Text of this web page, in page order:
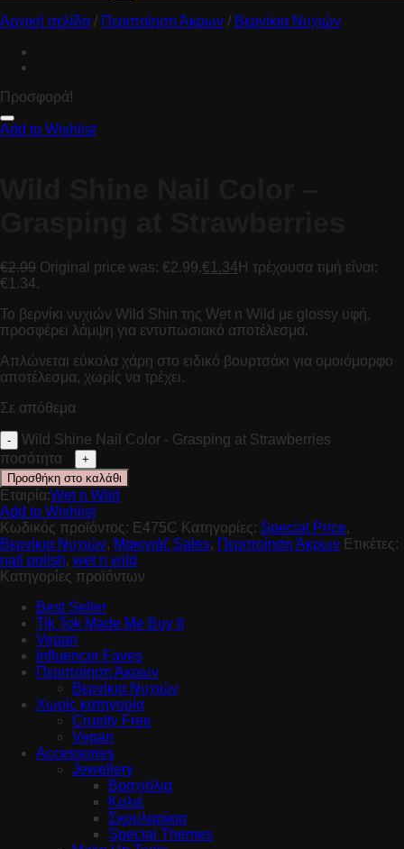
Αρχική σελίδα / Περιποίηση Άκρων / Βερνίκια Νυχιών
Προσφορά!
Add to Wishlist
€2.99 Original price was: €2.99.€1.34 Η τρέχουσα τιμή είναι:
€1.34.
Το βερνίκι νυχιών Wild Shin της Wet n Wild με glossy υφή,
προσφέρει λάμψη για εντυπωσιακό αποτέλεσμα.
Απλώνεται εύκολα χάρη στο ειδικό βουρτσάκι για ομοιόμορφο
αποτέλεσμα, χωρίς να τρέχει.
Σε απόθεμα
Wild Shine Nail Color - Grasping at Strawberries
ποσότητα
Προσθήκη στο καλάθι
Εταιρία:Wet n Wild
Add to Wishlist
Κωδικός προϊόντος: E475C Κατηγορίες: Special Price,
Βερνίκια Νυχιών, Μακιγιάζ Sales, Περιποίηση Άκρων Ετικέτες:
nail polish, wet n wild
Κατηγορίες προϊόντων
Best Seller
Tik Tok Made Me Buy It
Vegan
Influencer Faves
Περιποίηση Άκρων
Βερνίκια Νυχιών
Χωρίς κατηγορία
Cruelty Free
Vegan
Accessories
Jewellery
Βραχιόλια
Κολιέ
Σκουλαρίκια
Special Themes